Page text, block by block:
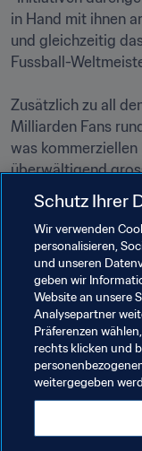
in Hand mit ihnen
und gleichzeitig
Fussball-
Zusätzlich zu all
Milliarden Fans
was
überwältigend
Das Spektakel
der
Katar 2022™ um
Anstoss zum
Verwandte
Marketing
FIFA Fussball-
Schutz Ihrer
Wir verwenden
personalisieren,
und unseren
geben wir
Website an unsere
Analysepartner
Präferenzen
rechts klicken und
weitergegeben